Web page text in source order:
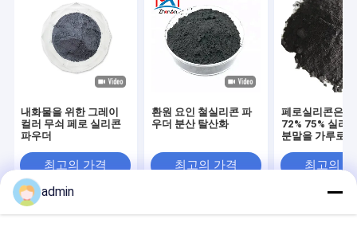
내화물을 위한 그레이
컬러 무쇠 페로 실리콘
파우더
최고의 가격
환원 요인 철실리콘 파
우더 분산 탈산화
최고의 가격
페로실리콘은
72% 75% 실리
분말을 가루로
최고의
admin